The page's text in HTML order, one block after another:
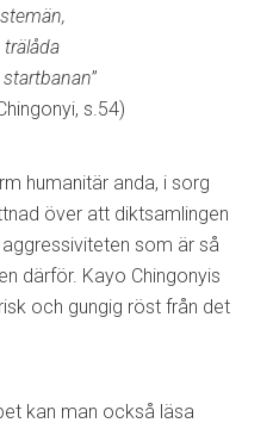
”
s.54)
humanitär anda, i sorg
över att diktsamlingen
som är så
därför. Kayo Chingonyis
och gungig röst från det
kan man också läsa